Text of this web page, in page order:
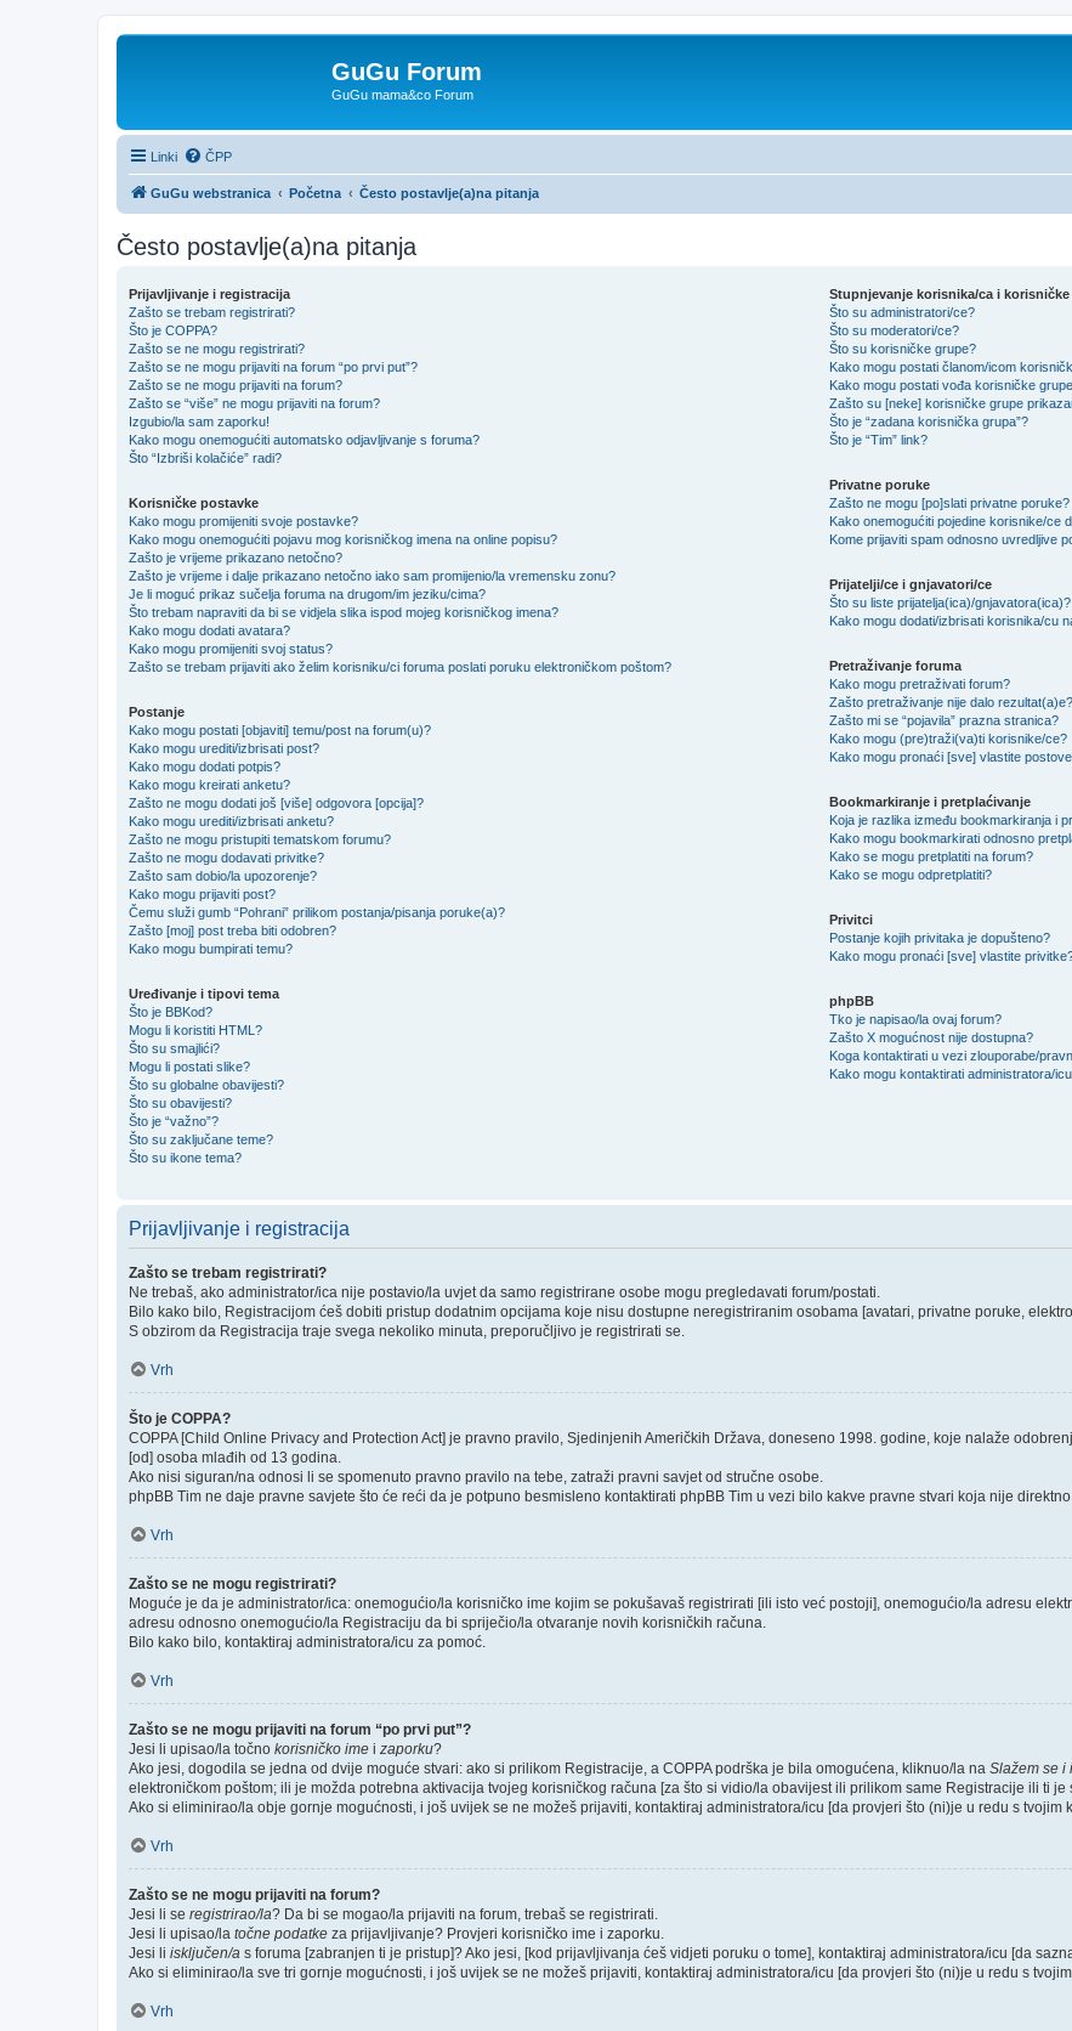
GuGu Forum
GuGu mama&co Forum
Linki ČPP
GuGu webstranica Početna Često postavlje(a)na pitanja
Često postavlje(a)na pitanja
Prijavljivanje i registracija
Zašto se trebam registrirati?
Što je COPPA?
Zašto se ne mogu registrirati?
Zašto se ne mogu prijaviti na forum “po prvi put”?
Zašto se ne mogu prijaviti na forum?
Zašto se “više” ne mogu prijaviti na forum?
Izgubio/la sam zaporku!
Kako mogu onemogućiti automatsko odjavljivanje s foruma?
Što “Izbriši kolačiće” radi?
Korisničke postavke
Kako mogu promijeniti svoje postavke?
Kako mogu onemogućiti pojavu mog korisničkog imena na online popisu?
Zašto je vrijeme prikazano netočno?
Zašto je vrijeme i dalje prikazano netočno iako sam promijenio/la vremensku zonu?
Je li moguć prikaz sučelja foruma na drugom/im jeziku/cima?
Što trebam napraviti da bi se vidjela slika ispod mojeg korisničkog imena?
Kako mogu dodati avatara?
Kako mogu promijeniti svoj status?
Zašto se trebam prijaviti ako želim korisniku/ci foruma poslati poruku elektroničkom poštom?
Postanje
Kako mogu postati [objaviti] temu/post na forum(u)?
Kako mogu urediti/izbrisati post?
Kako mogu dodati potpis?
Kako mogu kreirati anketu?
Zašto ne mogu dodati još [više] odgovora [opcija]?
Kako mogu urediti/izbrisati anketu?
Zašto ne mogu pristupiti tematskom forumu?
Zašto ne mogu dodavati privitke?
Zašto sam dobio/la upozorenje?
Kako mogu prijaviti post?
Čemu služi gumb “Pohrani” prilikom postanja/pisanja poruke(a)?
Zašto [moj] post treba biti odobren?
Kako mogu bumpirati temu?
Uređivanje i tipovi tema
Što je BBKod?
Mogu li koristiti HTML?
Što su smajlići?
Mogu li postati slike?
Što su globalne obavijesti?
Što su obavijesti?
Što je “važno”?
Što su zaključane teme?
Što su ikone tema?
Stupnjevanje korisnika/ca i
Što su administratori/ce?
Što su moderatori/ce?
Što su korisničke grupe?
Kako mogu postati članom/icom
Kako mogu postati vođa korisničke
Zašto su [neke] korisničke grupe
Što je “zadana korisnička grupa”?
Što je “Tim” link?
Privatne poruke
Zašto ne mogu [po]slati privatne poruke?
Kako onemogućiti pojedine korisnike/ce
Kome prijaviti spam odnosno uvredljive
Prijatelji/ce i gnjavatori/ce
Što su liste prijatelja(ica)/gnjavatora(ica)?
Kako mogu dodati/izbrisati korisnika/cu
Pretraživanje foruma
Kako mogu pretraživati forum?
Zašto pretraživanje nije dalo rezultat(a)e?
Zašto mi se “pojavila” prazna stranica?
Kako mogu (pre)traži(va)ti korisnike/ce?
Kako mogu pronaći [sve] vlastite
Bookmarkiranje i pretplaćivanje
Koja je razlika između bookmarkiranja i
Kako mogu bookmarkirati odnosno
Kako se mogu pretplatiti na forum?
Kako se mogu odpretplatiti?
Privitci
Postanje kojih privitaka je dopušteno?
Kako mogu pronaći [sve] vlastite
phpBB
Tko je napisao/la ovaj forum?
Zašto X mogućnost nije dostupna?
Koga kontaktirati u vezi zlouporabe/
Kako mogu kontaktirati administratora/
Prijavljivanje i registracija
Zašto se trebam registrirati?
Ne trebaš, ako administrator/ica nije postavio/la uvjet da samo registrirane osobe mogu pregledavati forum/postati.
Bilo kako bilo, Registracijom ćeš dobiti pristup dodatnim opcijama koje nisu dostupne neregistriranim osobama [avatari, privatne poruke,
S obzirom da Registracija traje svega nekoliko minuta, preporučljivo je registrirati se.
Vrh
Što je COPPA?
COPPA [Child Online Privacy and Protection Act] je pravno pravilo, Sjedinjenih Američkih Država, doneseno 1998. godine, koje nalaže
[od] osoba mlađih od 13 godina.
Ako nisi siguran/na odnosi li se spomenuto pravno pravilo na tebe, zatraži pravni savjet od stručne osobe.
phpBB Tim ne daje pravne savjete što će reći da je potpuno besmisleno kontaktirati phpBB Tim u vezi bilo kakve pravne stvari koja nije
Vrh
Zašto se ne mogu registrirati?
Moguće je da je administrator/ica: onemogućio/la korisničko ime kojim se pokušavaš registrirati [ili isto već postoji], onemogućio/la adresu
adresu odnosno onemogućio/la Registraciju da bi spriječio/la otvaranje novih korisničkih računa.
Bilo kako bilo, kontaktiraj administratora/icu za pomoć.
Vrh
Zašto se ne mogu prijaviti na forum “po prvi put”?
Jesi li upisao/la točno korisničko ime i zaporku?
Ako jesi, dogodila se jedna od dvije moguće stvari: ako si prilikom Registracije, a COPPA podrška je bila omogućena, kliknuo/la na Slažem se i
elektroničkom poštom; ili je možda potrebna aktivacija tvojeg korisničkog računa [za što si vidio/la obavijest ili prilikom same Registracije ili ti je
Ako si eliminirao/la obje gornje mogućnosti, i još uvijek se ne možeš prijaviti, kontaktiraj administratora/icu [da provjeri što (ni)je u redu s tvojim
Vrh
Zašto se ne mogu prijaviti na forum?
Jesi li se registrirao/la? Da bi se mogao/la prijaviti na forum, trebaš se registrirati.
Jesi li upisao/la točne podatke za prijavljivanje? Provjeri korisničko ime i zaporku.
Jesi li isključen/a s foruma [zabranjen ti je pristup]? Ako jesi, [kod prijavljivanja ćeš vidjeti poruku o tome], kontaktiraj administratora/icu [da
Ako si eliminirao/la sve tri gornje mogućnosti, i još uvijek se ne možeš prijaviti, kontaktiraj administratora/icu [da provjeri što (ni)je u redu s
Vrh